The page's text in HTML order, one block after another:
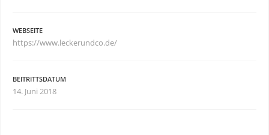
WEBSEITE
https://www.leckerundco.de/
BEITRITTSDATUM
14. Juni 2018